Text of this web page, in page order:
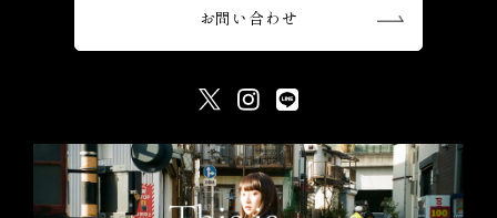
お問い合わせ